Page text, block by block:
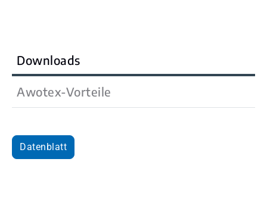
Downloads
Awotex-Vorteile
Datenblatt